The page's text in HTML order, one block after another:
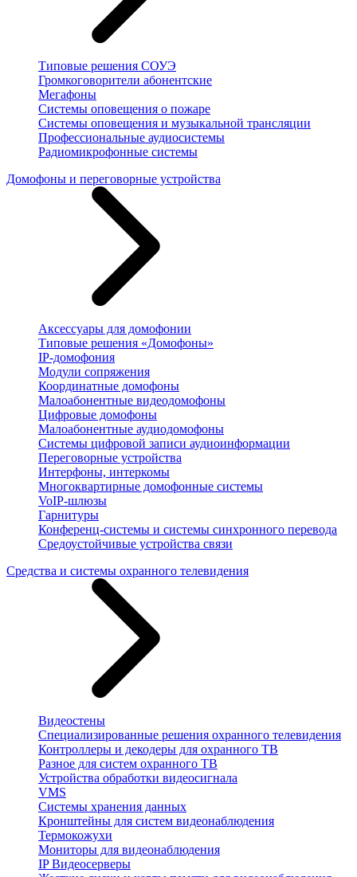
Типовые решения СОУЭ
Громкоговорители абонентские
Мегафоны
Системы оповещения о пожаре
Системы оповещения и музыкальной трансляции
Профессиональные аудиосистемы
Радиомикрофонные системы
Домофоны и переговорные устройства
Аксессуары для домофонии
Типовые решения «Домофоны»
IP-домофония
Модули сопряжения
Координатные домофоны
Малоабонентные видеодомофоны
Цифровые домофоны
Малоабонентные аудиодомофоны
Системы цифровой записи аудиоинформации
Переговорные устройства
Интерфоны, интеркомы
Многоквартирные домофонные системы
VoIP-шлюзы
Гарнитуры
Конференц-системы и системы синхронного перевода
Средоустойчивые устройства связи
Средства и системы охранного телевидения
Видеостены
Специализированные решения охранного телевидения
Контроллеры и декодеры для охранного ТВ
Разное для систем охранного ТВ
Устройства обработки видеосигнала
VMS
Системы хранения данных
Кронштейны для систем видеонаблюдения
Термокожухи
Мониторы для видеонаблюдения
IP Видеосерверы